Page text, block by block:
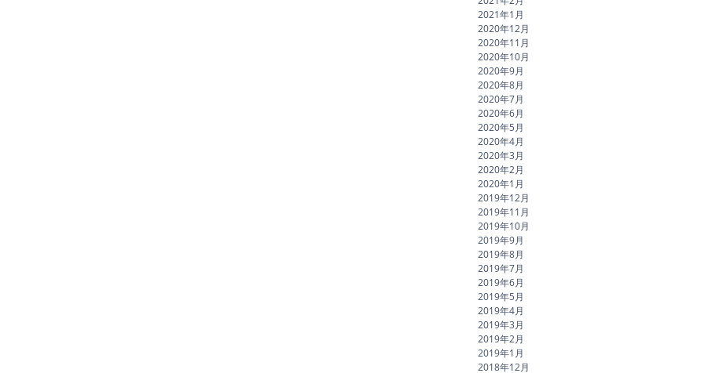
2021年1月
2020年12月
2020年11月
2020年10月
2020年9月
2020年8月
2020年7月
2020年6月
2020年5月
2020年4月
2020年3月
2020年2月
2020年1月
2019年12月
2019年11月
2019年10月
2019年9月
2019年8月
2019年7月
2019年6月
2019年5月
2019年4月
2019年3月
2019年2月
2019年1月
2018年12月